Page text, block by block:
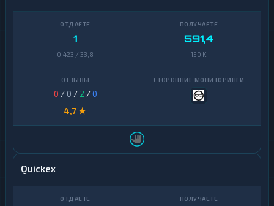
1
0,423 / 33,8
591,4
150 K
0 / 0 / 2 /0
4,7 ★
Quickex